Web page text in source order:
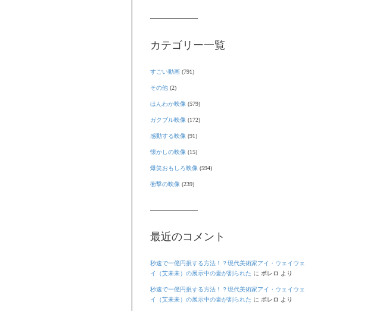
カテゴリー一覧
すごい動画 (791)
その他 (2)
ほんわか映像 (579)
ガクブル映像 (172)
感動する映像 (91)
懐かしの映像 (15)
爆笑おもしろ映像 (594)
衝撃の映像 (239)
最近のコメント
秒速で一億円損する方法！？現代美術家アイ・ウェイウェ
イ（艾未未）の展示中の壷が割られた に ボレロ より
秒速で一億円損する方法！？現代美術家アイ・ウェイウェ
イ（艾未未）の展示中の壷が割られた に ボレロ より